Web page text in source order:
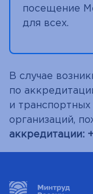
посещение
для всех.
В случае
по
и
организаций,
аккредитации: